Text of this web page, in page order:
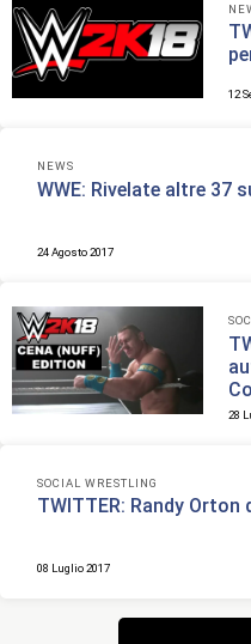
12
NEWS
WWE: Rivelate altre 37
24 Agosto 2017
28
SOCIAL WRESTLING
TWITTER: Randy Orton
08 Luglio 2017